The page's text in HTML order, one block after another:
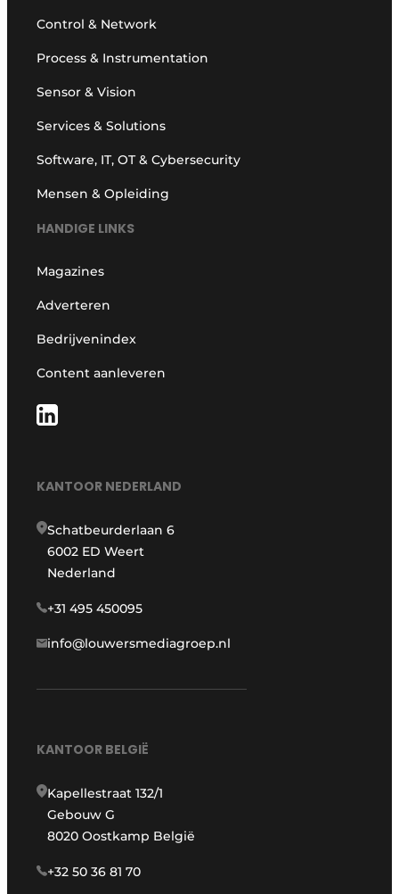
Control & Network
Process & Instrumentation
Sensor & Vision
Services & Solutions
Software, IT, OT & Cybersecurity
Mensen & Opleiding
HANDIGE LINKS
Magazines
Adverteren
Bedrijvenindex
Content aanleveren
KANTOOR NEDERLAND
Schatbeurderlaan 6
6002 ED Weert
Nederland
+31 495 450095
info@louwersmediagroep.nl
KANTOOR BELGIË
Kapellestraat 132/1
Gebouw G
8020 Oostkamp België
+32 50 36 81 70